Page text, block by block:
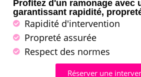
Profitez d'un ramonage avec
garantissant rapidité,
Rapidité d'intervention
Propreté assurée
Respect des normes
Réserver une